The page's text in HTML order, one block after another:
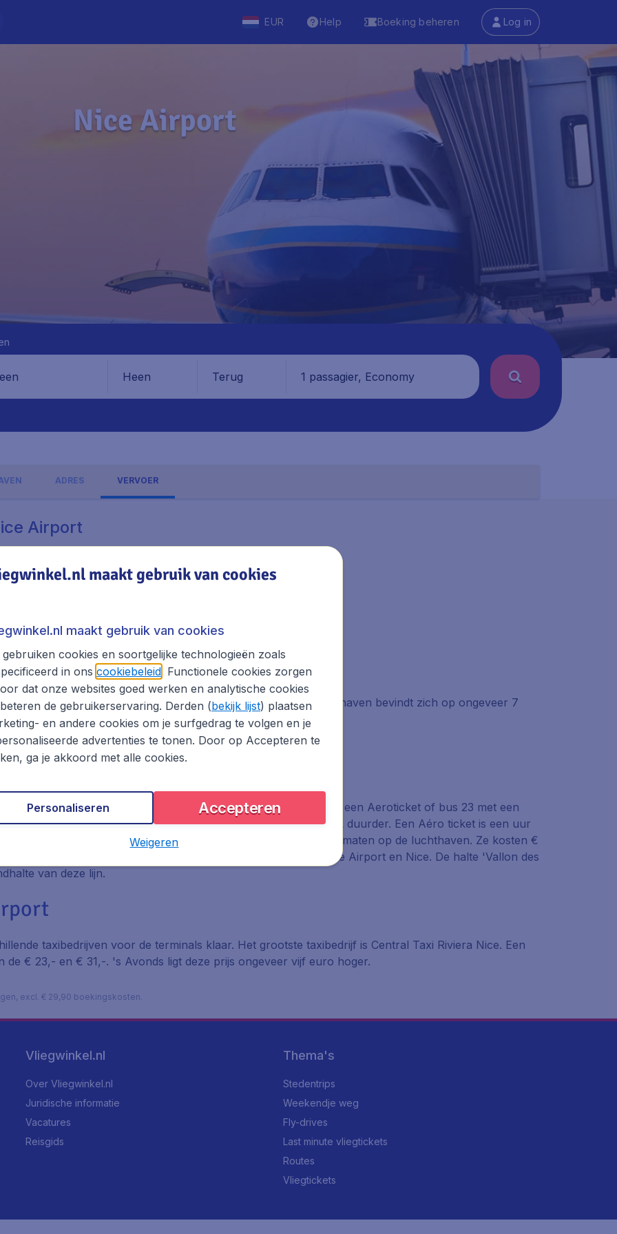
EUR Help Boeking beheren Log in
Nice Airport
Heen Terug 1 passagier, Economy
ADRES VERVOER
Airport
excl. € 29,90 boekingskosten.
een kwartier onderweg naar het centrum van Nice. De luchthaven bevindt zich op ongeveer 7
vanaf Nice Airport
te reizen, kun je kiezen uit meerdere opties: bus 98 en 99 met een Aeroticket of bus 23 met een
stops en zijn dus sneller in het centrum van Nice, maar ook duurder. Een Aéro ticket is een uur
d’Azur. Je kunt ze kopen bij de buschaffeur of de kaartautomaten op de luchthaven. Ze kosten €
voor een enkeltje. Deze bus stopt meerdere keren tussen Nice Airport en Nice. De halte 'Vallon des
van deze lijn.
taxibedrijven voor de terminals klaar. Het grootste taxibedrijf is Central Taxi Riviera Nice. Een
€ 23,- en € 31,-. 's Avonds ligt deze prijs ongeveer vijf euro hoger.
excl. € 29,90 boekingskosten.
Vliegwinkel.nl
Over Vliegwinkel.nl
Juridische informatie
Vacatures
Reisgids
Thema's
Stedentrips
Weekendje weg
Fly-drives
Last minute vliegtickets
Routes
Vliegtickets
maakt gebruik van cookies
maakt gebruik van cookies
gebruiken cookies en soortgelijke technologieën zoals
in ons cookiebeleid. Functionele cookies zorgen
dat onze websites goed werken en analytische cookies
de gebruikerservaring. Derden (bekijk lijst) plaatsen
en andere cookies om je surfgedrag te volgen en je
advertenties te tonen. Door op Accepteren te
ga je akkoord met alle cookies.
Accepteren
Personaliseren
Weigeren